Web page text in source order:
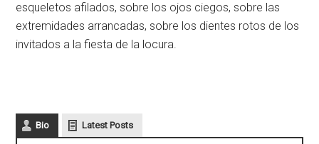
esqueletos afilados, sobre los ojos ciegos, sobre las
extremidades arrancadas, sobre los dientes rotos de los
invitados a la fiesta de la locura.
Bio Latest Posts